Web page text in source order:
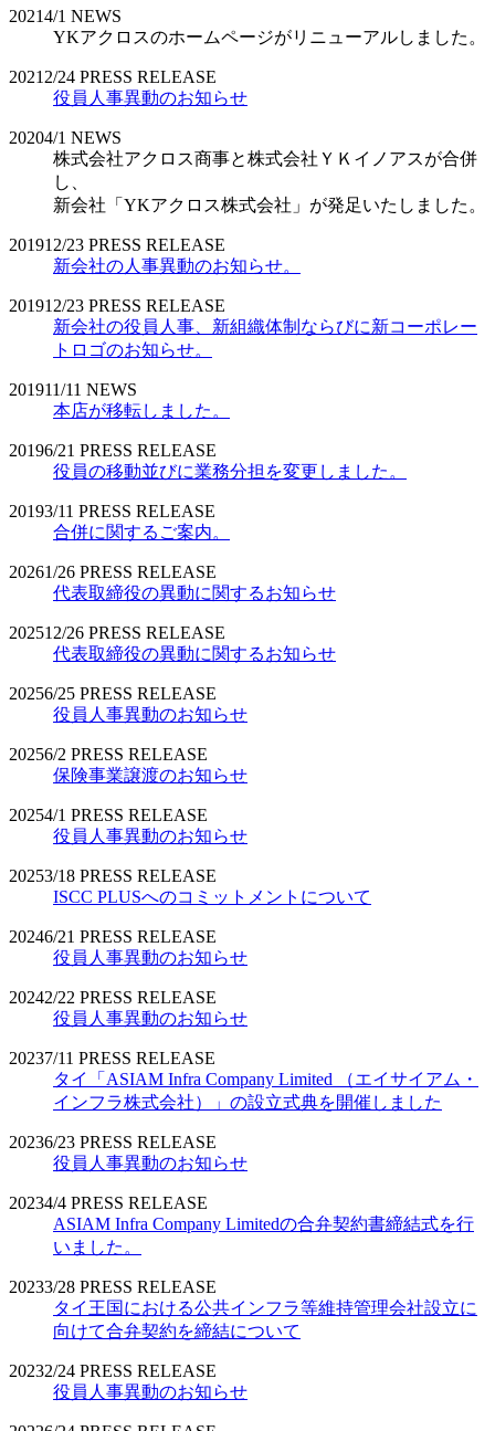
20214/1 NEWS
YKアクロスのホームページがリニューアルしました。
2021 2/24 PRESS RELEASE
役員人事異動のお知らせ
20204/1 NEWS
株式会社アクロス商事と株式会社ＹＫイノアスが合併
し、
新会社「YKアクロス株式会社」が発足いたしました。
201912/23 PRESS RELEASE
新会社の人事異動のお知らせ。
201912/23 PRESS RELEASE
新会社の役員人事、新組織体制ならびに新コーポレー
トロゴのお知らせ。
201911/11 NEWS
本店が移転しました。
20196/21 PRESS RELEASE
役員の移動並びに業務分担を変更しました。
20193/11 PRESS RELEASE
合併に関するご案内。
20261/26 PRESS RELEASE
代表取締役の異動に関するお知らせ
202512/26 PRESS RELEASE
代表取締役の異動に関するお知らせ
20256/25 PRESS RELEASE
役員人事異動のお知らせ
20256/2 PRESS RELEASE
保険事業譲渡のお知らせ
20254/1 PRESS RELEASE
役員人事異動のお知らせ
20253/18 PRESS RELEASE
ISCC PLUSへのコミットメントについて
20246/21 PRESS RELEASE
役員人事異動のお知らせ
20242/22 PRESS RELEASE
役員人事異動のお知らせ
20237/11 PRESS RELEASE
タイ「ASIAM Infra Company Limited （エイサイアム・
インフラ株式会社）」の設立式典を開催しました
20236/23 PRESS RELEASE
役員人事異動のお知らせ
20234/4 PRESS RELEASE
ASIAM Infra Company Limitedの合弁契約書締結式を行
いました。
20233/28 PRESS RELEASE
タイ王国における公共インフラ等維持管理会社設立に
向けて合弁契約を締結について
20232/24 PRESS RELEASE
役員人事異動のお知らせ